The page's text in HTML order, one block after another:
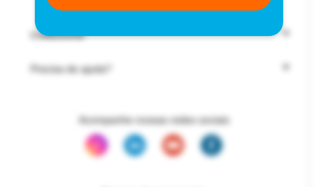
Institucional
Precisa de ajuda?
Acompanhe nossas redes sociais